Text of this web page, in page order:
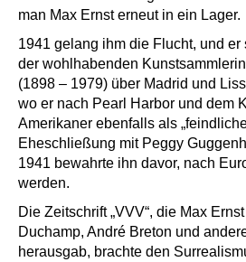
man Max Ernst erneut in ein Lager.
1941 gelang ihm die Flucht, und er
der wohlhabenden
(1898 – 1979) über Madrid und
wo er nach Pearl Harbor und dem
Amerikaner ebenfalls als
Eheschließung mit Peggy
1941 bewahrte ihn davor, nach
werden.
Die Zeitschrift „VVV“, die Max
Duchamp, André Breton und
herausgab, brachte den